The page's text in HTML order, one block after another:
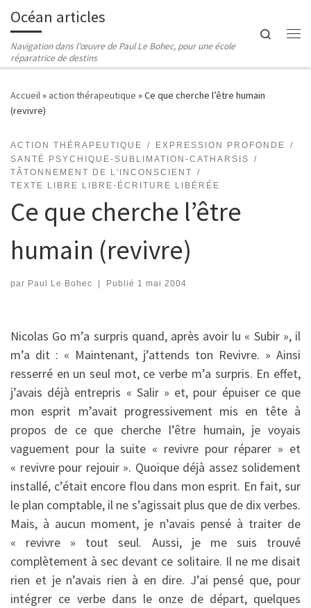
Passer au contenu
Océan articles
Navigation dans l'œuvre de Paul Le Bohec, pour une école
réparatrice de destins
Search
Accueil» action thérapeutique »Ce que cherche l’être humain
(revivre)
ACTION THÉRAPEUTIQUE
EXPRESSION PROFONDE
SANTÉ PSYCHIQUE-SUBLIMATION-CATHARSIS
TÂTONNEMENT DE L'INCONSCIENT
TEXTE LIBRE LIBRE-ÉCRITURE LIBÉRÉE
Ce que cherche l’être
humain (revivre)
par Paul Le Bohec | Publié 1 mai 2004
Nicolas Go m’a surpris quand, après avoir lu « Subir », il
m’a dit : « Maintenant, j’attends ton Revivre. » Ainsi
resserré en un seul mot, ce verbe m’a surpris. En effet,
j’avais déjà entrepris « Salir » et, pour épuiser ce que
mon esprit m’avait progressivement mis en tête à
propos de ce que cherche l’être humain, je voyais
vaguement pour la suite « revivre pour réparer » et
« revivre pour rejouir ». Quoique déjà assez solidement
installé, c’était encore flou dans mon esprit. En fait, sur
le plan comptable, il ne s’agissait plus que de dix verbes.
Mais, à aucun moment, je n’avais pensé à traiter de
« revivre » tout seul. Aussi, je me suis trouvé
complètement à sec devant ce solitaire. Il ne me disait
rien et je n’avais rien à en dire. J’ai pensé que, pour
intégrer ce verbe dans le onze de départ, quelques